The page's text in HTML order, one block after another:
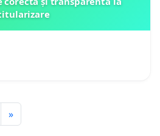
»